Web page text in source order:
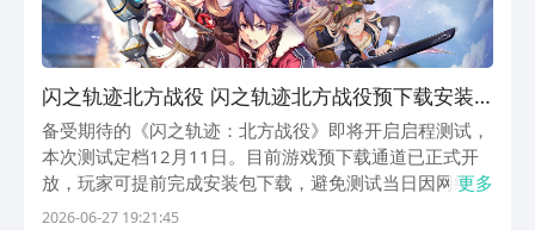
闪之轨迹北方战役 闪之轨迹北方战役预下载安装
链接与安装指南
备受期待的《闪之轨迹：北方战役》即将开启启程测试，
本次测试定档12月11日。目前游戏预下载通道已正式开
放，玩家可提前完成安装包下载，避免测试当日因网络拥
堵或服务器排队导致延迟进入。需注意的是，本次为计费
更多
2026-06-27 19:21:45